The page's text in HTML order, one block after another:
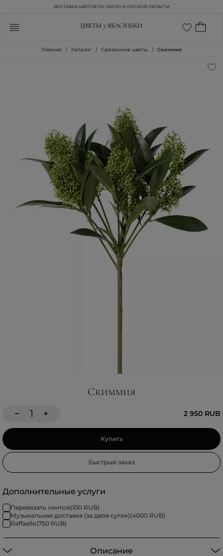
ДОСТАВКА ЦВЕТОВ ПО ОМСКУ И ОМСКОЙ ОБЛАСТИ
Главная Каталог Срезанные цветы Скиммия
Скиммия
2 950 RUB
Купить
Быстрый заказ
Дополнительные услуги
Перевязать лентой(100 RUB)
Музыкальная доставка (за двое суток)(4000 RUB)
Raffaello(750 RUB)
Описание